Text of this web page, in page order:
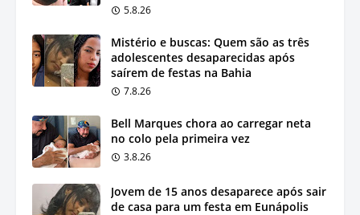
5.8.26
Mistério e buscas: Quem são as três
adolescentes desaparecidas após
saírem de festas na Bahia
7.8.26
Bell Marques chora ao carregar neta
no colo pela primeira vez
3.8.26
Jovem de 15 anos desaparece após sair
de casa para um festa em Eunápolis